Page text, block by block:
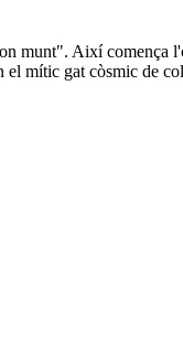
munt". Així
el mític gat còsmic de